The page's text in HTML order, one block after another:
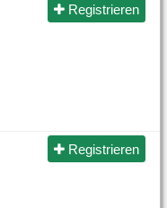
Registrieren
Registrieren